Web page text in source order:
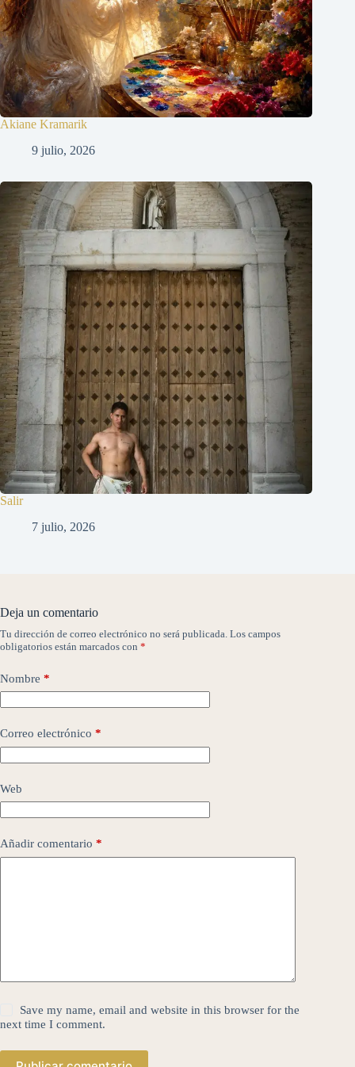
Akiane Kramarik
9 julio, 2026
Salir
7 julio, 2026
Deja un comentario
Tu dirección de correo electrónico no será publicada. Los campos
obligatorios están marcados con *
Nombre *
Correo electrónico *
Web
Añadir comentario *
Save my name, email and website in this browser for the
next time I comment.